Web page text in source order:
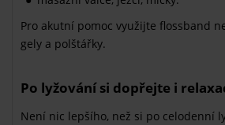
Pro akutní pomoc využijte flossband
gely a polštářky.
Po lyžování si dopřejte i
Není nic lepšího, než si po celodenní